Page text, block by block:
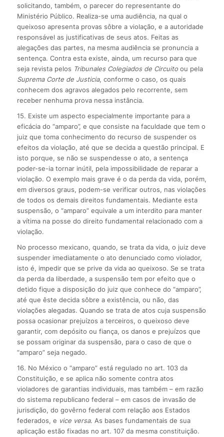
solicitando, também, o parecer do representante do
Ministério Público. Realiza-se uma audiência, na qual o
queixoso apresenta provas sôbre a violação, e a autoridade
responsável as justificativas de seus atos. Feitas as
alegações das partes, na mesma audiência se pronuncia a
sentença. Contra esta existe, ainda, um recurso para que
seja revista pelos Tribunales Colegiados de Circuitoou pela
Suprema Corte de Justicia, conforme o caso, os quais
conhecem dos agravos alegados pelo recorrente, sem
receber nenhuma prova nessa instância.
15. Existe um aspecto especialmente importante para a
eficácia do “amparo”, e que consiste na faculdade que tem o
juiz que toma conhecimento do recurso de suspender os
efeitos da violação, até que se decida a questão principal. E
isto porque, se não se suspendesse o ato, a sentença
poder-se-ia tornar inútil, pela impossibilidade de reparar a
violação. O exemplo mais grave é o da perda da vida, porém,
em diversos graus, podem-se verificar outros, nas violações
de todos os demais direitos fundamentais. Mediante esta
suspensão, o “amparo” equivale a um interdito para manter
a vítima na posse do direito fundamental relacionado com a
violação.
No processo mexicano, quando, se trata da vida, o juiz deve
suspender imediatamente o ato denunciado como violador,
isto é, impedir que se prive da vida ao queixoso. Se se trata
da perda da liberdade, a suspensão tem por efeito que o
detido fique a disposição do juiz que conhece do “amparo”,
até que êste decida sôbre a existência, ou não, das
violações alegadas. Quando se trata de atos cuja suspensão
possa ocasionar prejuízos a terceiros, o queixoso deve
garantir, com depósito ou fiança, os danos e prejuízos que
se possam originar da suspensão, para o caso de que o
“amparo” seja negado.
16. No México o “amparo” está regulado no art. 103 da
Constituição, e se aplica não somente contra atos
violadores de garantias individuais, mas também – em razão
do sistema republicano federal – em casos de invasão de
jurisdição, do govêrno federal com relação aos Estados
federados, e vice versa. As bases fundamentais de sua
aplicação estão fixadas no art. 107 da mesma constituição.